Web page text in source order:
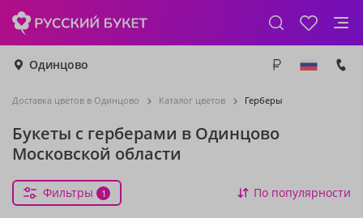
Одинцово
Доставка цветов в Одинцово Каталог цветов Герберы
Букеты с герберами в Одинцово
Московской области
Фильтры 1 По популярности